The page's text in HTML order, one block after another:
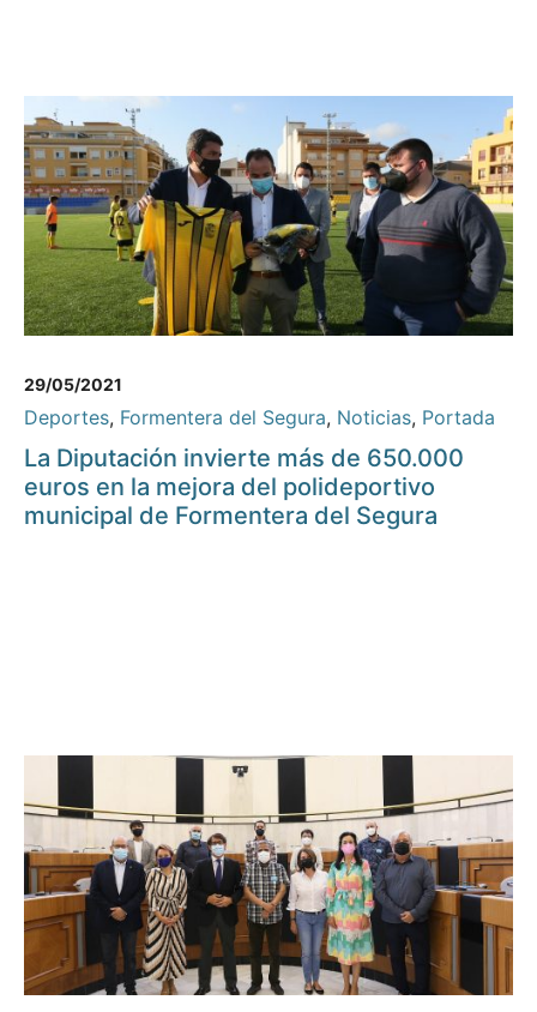
29/05/2021
Deportes, Formentera del Segura, Noticias, Portada
La Diputación invierte más de 650.000
euros en la mejora del polideportivo
municipal de Formentera del Segura